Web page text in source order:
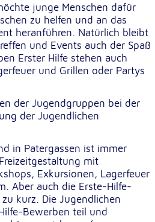
junge Menschen dafür
zu helfen und an das
heranführen. Natürlich bleibt
und Events auch der Spaß
Erster Hilfe stehen auch
und Grillen oder Partys
der Jugendgruppen bei der
der Jugendlichen
in Patergassen ist immer
mit
Exkursionen, Lagerfeuer
Aber auch die Erste-Hilfe-
kurz. Die Jugendlichen
Bewerben teil und
Cookie
des Benutzers
Informationen anonym.
helfen uns zu verstehen, wie